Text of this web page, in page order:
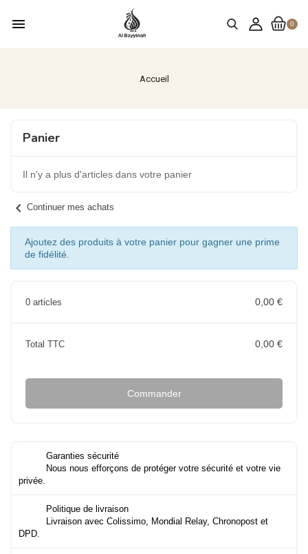
0
menu
Accueil
Panier
Il n'y a plus d'articles dans votre panier
chevron_left Continuer mes achats
Ajoutez des produits à votre panier pour gagner une prime
de fidélité.
0 articles 0,00 €
Total TTC 0,00 €
Commander
Garanties sécurité
Nous nous efforçons de protéger votre sécurité et votre vie
privée.
Politique de livraison
Livraison avec Colissimo, Mondial Relay, Chronopost et
DPD.